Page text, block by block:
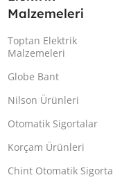
Malzemeleri
Toptan Elektrik
Malzemeleri
Globe Bant
Nilson Ürünleri
Otomatik Sigortalar
Korçam Ürünleri
Chint Otomatik Sigorta